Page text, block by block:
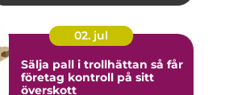
02. jul
Sälja pall i trollhättan så får
företag kontroll på sitt
överskott